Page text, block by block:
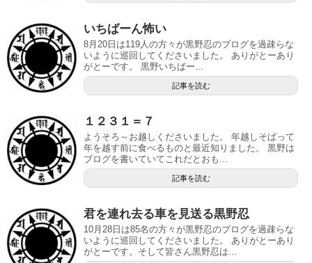
いちばーん怖い
8月20日は119人の方々が黒野忍のブログを過疎らな
いように巡回してくださいました。 ありがとーあり
がとーです。 黒野いちばー...
記事を読む
１２３１＝７
ようそろ～お越しくださいました。 年越しそばって
年を越す前に食べるものと最近知りました。 黒野は
ブログを書いていてこれだとおも...
記事を読む
君を連れ去る車を見送る黒野忍
10月28日は85名の方々が黒野忍のブログを過疎らな
いように巡回してくださいました。 ありがとーあり
がとーです。そして皆さん黒野忍は...